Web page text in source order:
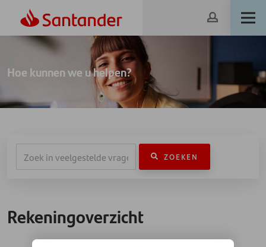
Hoe kunnen we u helpen?
ZOEKEN
Rekeningoverzicht